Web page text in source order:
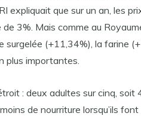
expliquait que sur un an, les
3%. Mais comme au
surgelée (+11,34%), la farine
plus importantes.
: deux adultes sur cinq, soit
de nourriture lorsqu’ils